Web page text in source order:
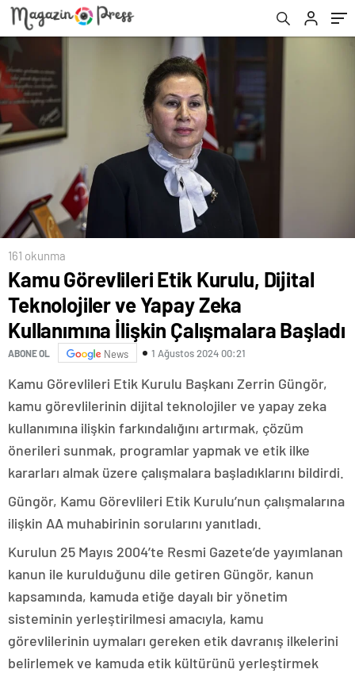
İlişkin Çalışmalara Başladı
161 okunma
Kamu Görevlileri Etik Kurulu, Dijital
Teknolojiler ve Yapay Zeka
Kullanımına İlişkin Çalışmalara Başladı
ABONE OL News 1 Ağustos 2024 00:21
Kamu Görevlileri Etik Kurulu Başkanı Zerrin Güngör,
kamu görevlilerinin dijital teknolojiler ve yapay zeka
kullanımına ilişkin farkındalığını artırmak, çözüm
önerileri sunmak, programlar yapmak ve etik ilke
kararları almak üzere çalışmalara başladıklarını bildirdi.
Güngör, Kamu Görevlileri Etik Kurulu’nun çalışmalarına
ilişkin AA muhabirinin sorularını yanıtladı.
Kurulun 25 Mayıs 2004’te Resmi Gazete’de yayımlanan
kanun ile kurulduğunu dile getiren Güngör, kanun
kapsamında, kamuda etiğe dayalı bir yönetim
sisteminin yerleştirilmesi amacıyla, kamu
görevlilerinin uymaları gereken etik davranış ilkelerini
belirlemek ve kamuda etik kültürünü yerleştirmek